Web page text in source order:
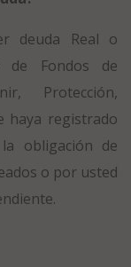
deuda Real o
de Fondos de
Protección,
haya registrado
obligación de
o por usted